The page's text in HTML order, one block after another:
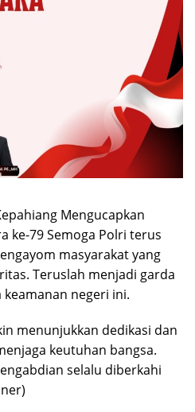
Mengucapkan
ke-79 Semoga Polri terus
masyarakat yang
Teruslah menjadi garda
negeri ini.
menunjukkan dedikasi dan
keutuhan bangsa.
selalu diberkahi